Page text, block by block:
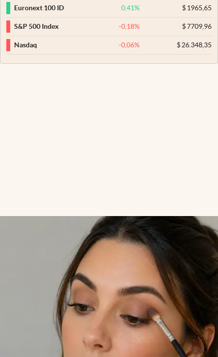
Euronext 100 ID 0,41% $1965,65
S&P 500 Index -0,18% $7709,96
Nasdaq -0,06% $26.348,35